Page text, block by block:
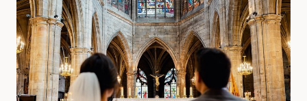
SANT
ANA
AU
PORTUGAL